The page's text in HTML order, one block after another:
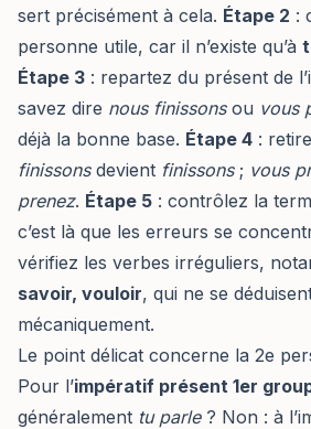
sert précisément à cela. Étape 2 :
personne utile, car il n’existe qu’à
Étape 3 : repartez du présent de
savez dire nous finissonsou vous
déjà la bonne base. Étape 4 :
finissonsdevient finissons; vous
prenez. Étape 5 : contrôlez la
c’est là que les erreurs se
vérifiez les verbes irréguliers,
savoir, vouloir, qui ne se
mécaniquement.
Le point délicat concerne la 2e
Pour l’impératif présent 1er
généralement tu parle? Non : à